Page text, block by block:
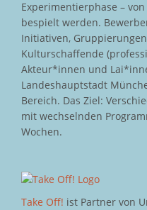
Experimentierphase –
bespielt werden.
Initiativen,
Kulturschaffende
Akteur*innen und
Landeshauptstadt
Bereich. Das Ziel:
mit wechselnden
Wochen.
Take Off! ist Partner von